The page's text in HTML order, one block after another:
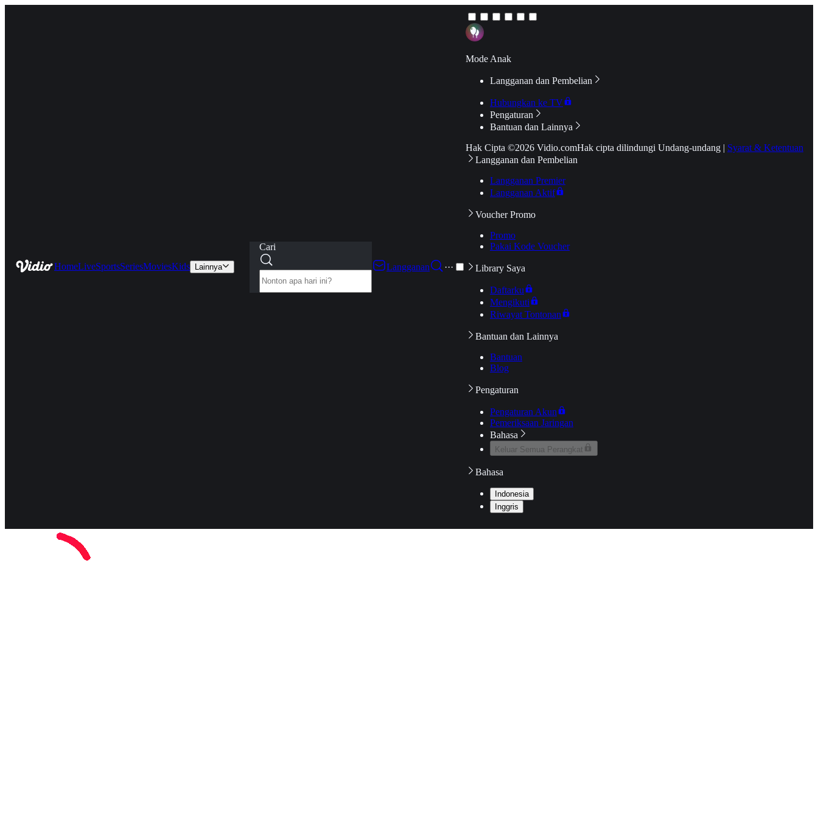
HomeLiveSportsSeriesMoviesKids Lainnya
Cari
Langganan
···
Mode Anak
Langganan dan Pembelian
Hubungkan ke TV
Pengaturan
Bantuan dan Lainnya
Hak Cipta ©2026 Vidio.comHak cipta dilindungi Undang-undang | Syarat & Ketentuan
Langganan dan Pembelian
Langganan Premier
Langganan Aktif
Voucher Promo
Promo
Pakai Kode Voucher
Library Saya
Daftarku
Mengikuti
Riwayat Tontonan
Bantuan dan Lainnya
Bantuan
Blog
Pengaturan
Pengaturan Akun
Pemeriksaan Jaringan
Bahasa
Keluar Semua Perangkat
Bahasa
Indonesia
Inggris